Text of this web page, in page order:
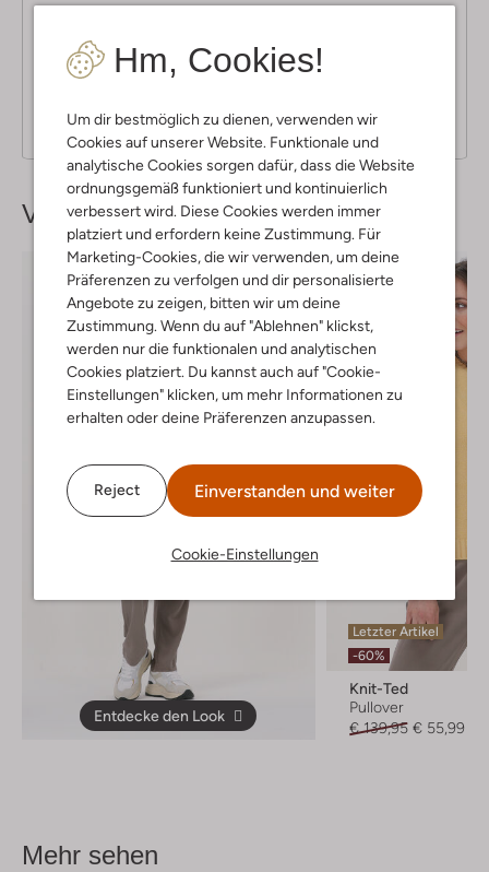
Hm, Cookies!
Um dir bestmöglich zu dienen, verwenden wir
Cookies auf unserer Website. Funktionale und
analytische Cookies sorgen dafür, dass die Website
ordnungsgemäß funktioniert und kontinuierlich
verbessert wird. Diese Cookies werden immer
platziert und erfordern keine Zustimmung. Für
Marketing-Cookies, die wir verwenden, um deine
Präferenzen zu verfolgen und dir personalisierte
Angebote zu zeigen, bitten wir um deine
Zustimmung. Wenn du auf "Ablehnen" klickst,
werden nur die funktionalen und analytischen
Cookies platziert. Du kannst auch auf "Cookie-
Einstellungen" klicken, um mehr Informationen zu
erhalten oder deine Präferenzen anzupassen.
Reject Einverstanden und weiter
Cookie-Einstellungen
02 Januar 2023
von New start
Toller Schuh! Sieht super aus und ist wirklich bequem.
Vervollständige deinenLook
Entdecke den Look
Letzter Artikel
-60%
Knit-Ted
Pullover
€ 139,95 € 55,99
Mehr sehen